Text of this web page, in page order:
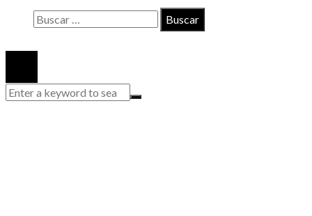
Buscar: